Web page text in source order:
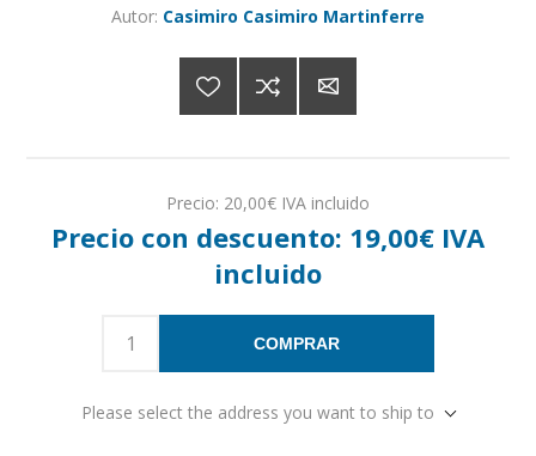
Autor: Casimiro Casimiro Martinferre
Precio: 20,00€ IVA incluido
Precio con descuento: 19,00€ IVA
incluido
COMPRAR
Please select the address you want to ship to